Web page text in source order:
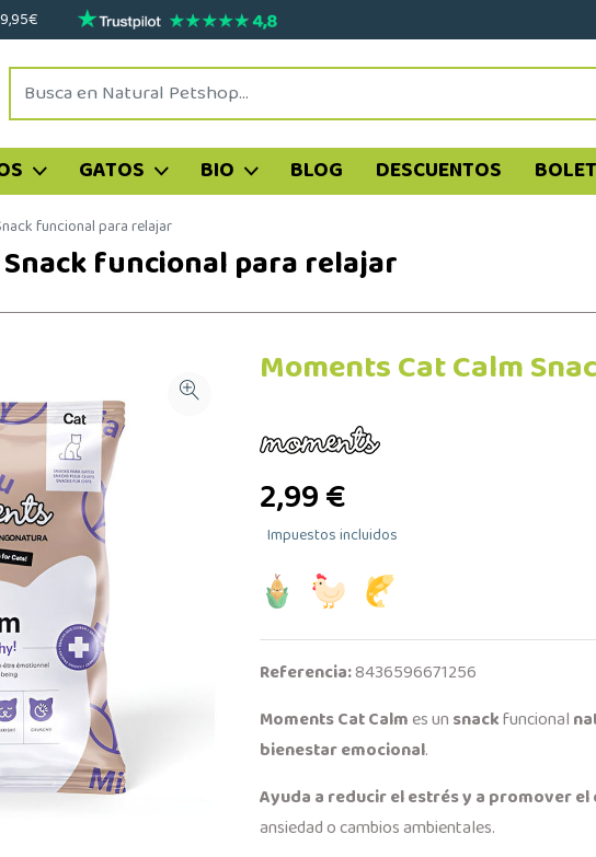
GATOS BIO BLOG DESCUENTOS
funcional para relajar
funcional para relajar
Moments Cat Calm
2,99 €
Impuestos incluidos
Referencia:8436596671256
Moments Cat Calmes unsnackfuncional
bienestar emocional.
Ayuda a reducir el estrés y a promover
ansiedad o cambios ambientales.